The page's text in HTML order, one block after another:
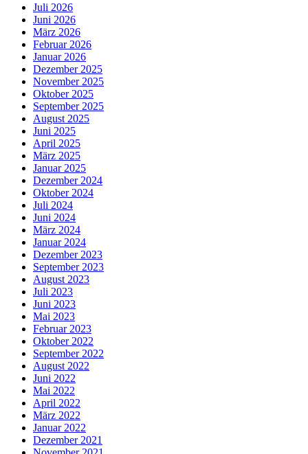
Juli 2026
Juni 2026
März 2026
Februar 2026
Januar 2026
Dezember 2025
November 2025
Oktober 2025
September 2025
August 2025
Juni 2025
April 2025
März 2025
Januar 2025
Dezember 2024
Oktober 2024
Juli 2024
Juni 2024
März 2024
Januar 2024
Dezember 2023
September 2023
August 2023
Juli 2023
Juni 2023
Mai 2023
Februar 2023
Oktober 2022
September 2022
August 2022
Juni 2022
Mai 2022
April 2022
März 2022
Januar 2022
Dezember 2021